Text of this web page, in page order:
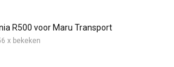
R500 voor Maru Transport
x bekeken